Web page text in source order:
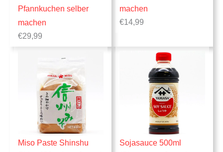
i
9
9
9
9
.
Pfannkuchen selber
machen
€29,99
machen
€14,99
Miso Paste Shinshu
Sojasauce 500ml